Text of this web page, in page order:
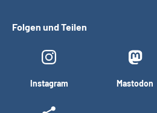
Folgen und Teilen
Instagram Mastodon